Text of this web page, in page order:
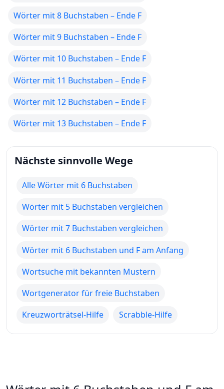
Wörter mit 8 Buchstaben – Ende F
Wörter mit 9 Buchstaben – Ende F
Wörter mit 10 Buchstaben – Ende F
Wörter mit 11 Buchstaben – Ende F
Wörter mit 12 Buchstaben – Ende F
Wörter mit 13 Buchstaben – Ende F
Nächste sinnvolle Wege
Alle Wörter mit 6 Buchstaben
Wörter mit 5 Buchstaben vergleichen
Wörter mit 7 Buchstaben vergleichen
Wörter mit 6 Buchstaben und F am Anfang
Wortsuche mit bekannten Mustern
Wortgenerator für freie Buchstaben
Kreuzworträtsel-Hilfe
Scrabble-Hilfe